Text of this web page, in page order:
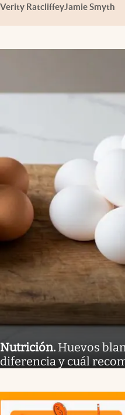
Verity RatcliffeyJamie Smyth
Nutrición. Huevos
diferencia y cuál